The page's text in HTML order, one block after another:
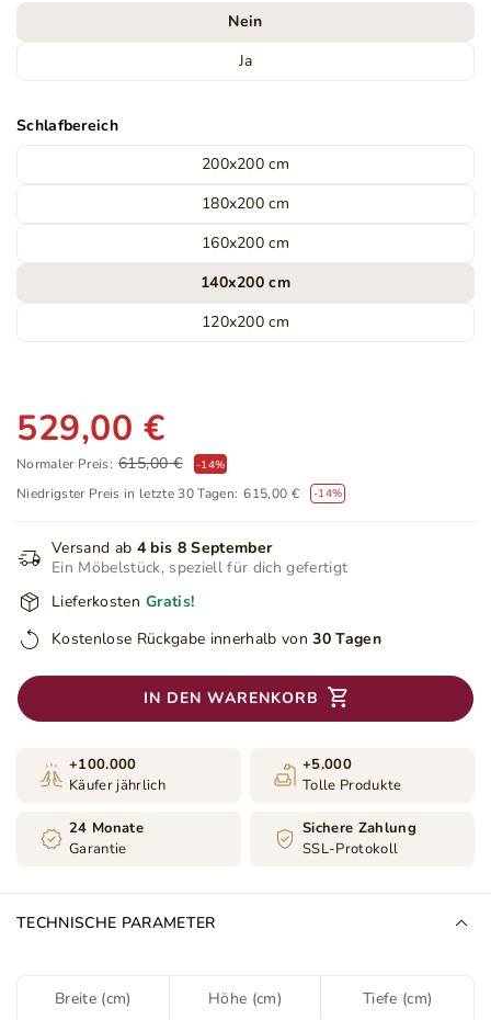
Nein
Ja
Schlafbereich
200x200 cm
180x200 cm
160x200 cm
140x200 cm
120x200 cm
529,00 €
Normaler Preis: 615,00 € -14%
Niedrigster Preis in letzte 30 Tagen: 615,00 € -14%
Versand ab 4 bis 8 September
Ein Möbelstück, speziell für dich gefertigt
Lieferkosten Gratis!
Kostenlose Rückgabe innerhalb von 30 Tagen
IN DEN WARENKORB
+100.000
Käufer jährlich
+5.000
Tolle Produkte
24 Monate
Garantie
Sichere Zahlung
SSL-Protokoll
TECHNISCHE PARAMETER
Breite (cm)
Höhe (cm)
Tiefe (cm)